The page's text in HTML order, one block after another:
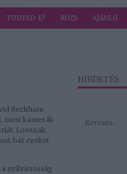
TUDTAD-E? RÚZS AJÁNLÓ
Beckham
most kamerák
Loosnak
bár ezeket
nyilvánosság
HIRDETÉS